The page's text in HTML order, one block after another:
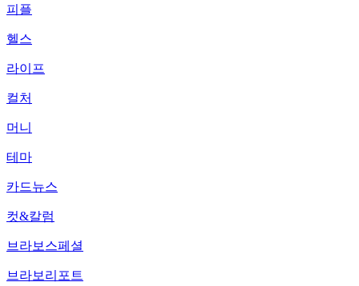
피플
헬스
라이프
컬처
머니
테마
카드뉴스
컷&칼럼
브라보스페셜
브라보리포트